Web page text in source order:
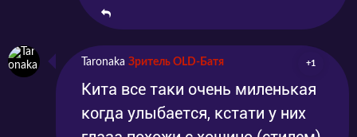
Taronaka Зритель OLD-Батя +1
Кита все таки очень миленькая
когда улыбается, кстати у них